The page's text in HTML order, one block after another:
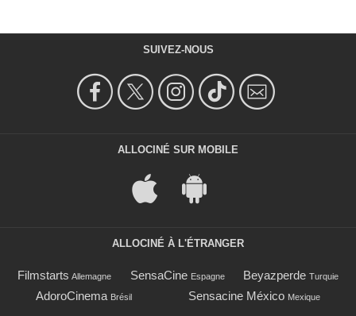
SUIVEZ-NOUS
ALLOCINÉ SUR MOBILE
ALLOCINÉ À L'ÉTRANGER
Filmstarts Allemagne SensaCine Espagne Beyazperde Turquie
AdoroCinema Brésil Sensacine México Mexique